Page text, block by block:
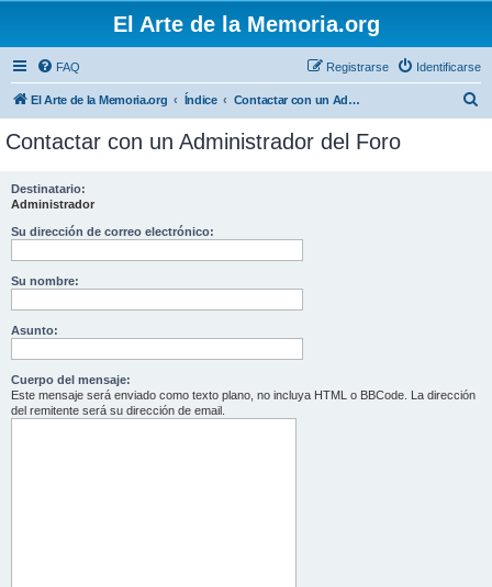
El Arte de la Memoria.org
FAQ Identificarse
Registrarse
El Arte de la Memoria.org Índice Contactar con un Administrador del Foro
Contactar con un Administrador del Foro
Destinatario:
Administrador
Su dirección de correo electrónico:
Su nombre:
Asunto:
Cuerpo del mensaje:
Este mensaje será enviado como texto plano, no incluya HTML o BBCode. La dirección
del remitente será su dirección de email.